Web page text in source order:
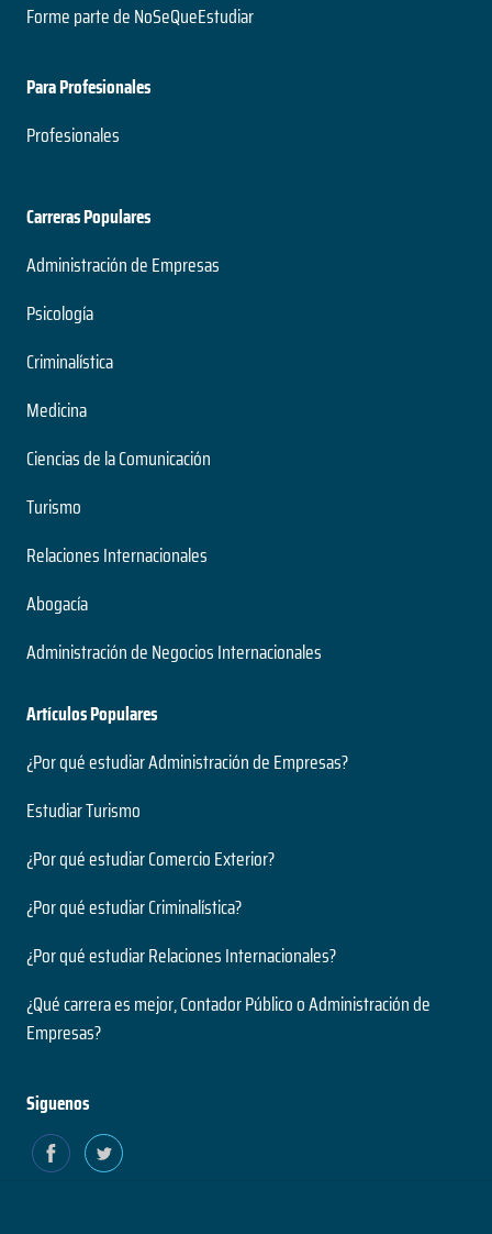
Forme parte de NoSeQueEstudiar
Para Profesionales
Profesionales
Carreras Populares
Administración de Empresas
Psicología
Criminalística
Medicina
Ciencias de la Comunicación
Turismo
Relaciones Internacionales
Abogacía
Administración de Negocios Internacionales
Artículos Populares
¿Por qué estudiar Administración de Empresas?
Estudiar Turismo
¿Por qué estudiar Comercio Exterior?
¿Por qué estudiar Criminalística?
¿Por qué estudiar Relaciones Internacionales?
¿Qué carrera es mejor, Contador Público o Administración de
Empresas?
Siguenos